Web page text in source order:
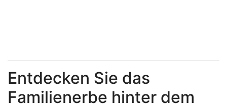
Entdecken Sie das
Familienerbe hinter dem